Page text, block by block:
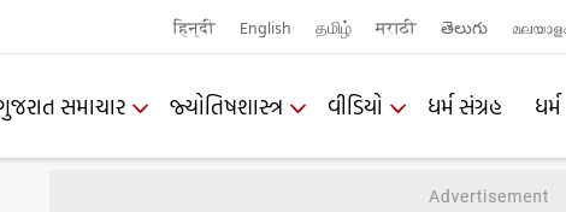
हिन्दी English தமிழ் मराठी తెలుగు
સમાચાર જ્યોતિષશાસ્ત્ર વીડિયો ધર્મ સંગ્રહ ધર્મ